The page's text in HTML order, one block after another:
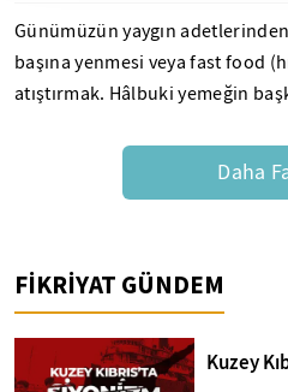
Günümüzün yaygın
başına yenmesi veya fast food
atıştırmak. Hâlbuki
Daha
FİKRİYAT GÜNDEM
Kuzey